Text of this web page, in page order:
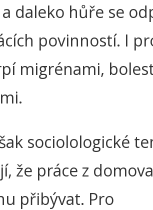
daleko hůře se
povinností. I
migrénami,
sociolologické
že práce z
přibývat. Pro